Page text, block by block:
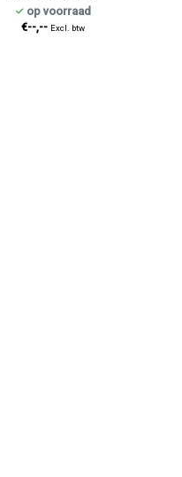
op voorraad
€--,-- Excl. btw